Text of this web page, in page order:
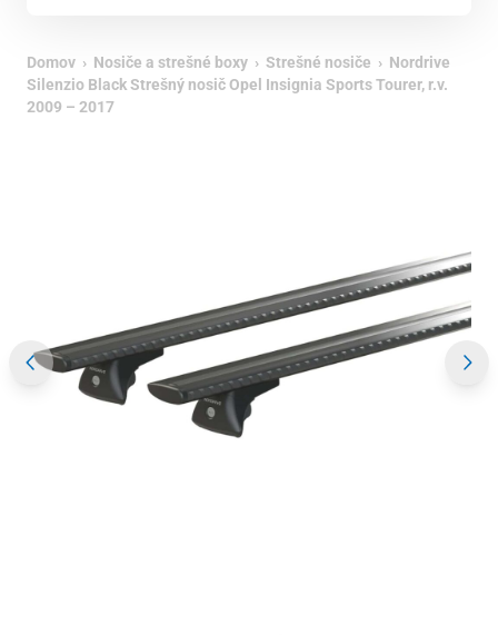
Domov › Nosiče a strešné boxy › Strešné nosiče › Nordrive
Silenzio Black Strešný nosič Opel Insignia Sports Tourer, r.v.
2009 – 2017